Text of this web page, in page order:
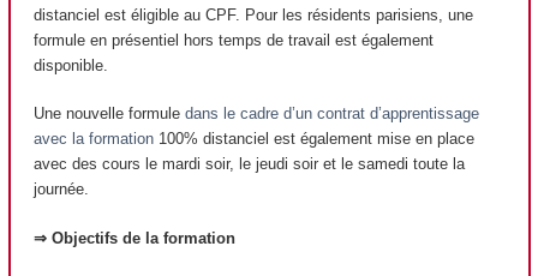
distanciel est éligible au CPF. Pour les résidents parisiens, une
formule en présentiel hors temps de travail est également
disponible.
Une nouvelle formule dans le cadre d’un contrat d’apprentissage
avec la formation 100% distanciel est également mise en place
avec des cours le mardi soir, le jeudi soir et le samedi toute la
journée.
⇒ Objectifs de la formation